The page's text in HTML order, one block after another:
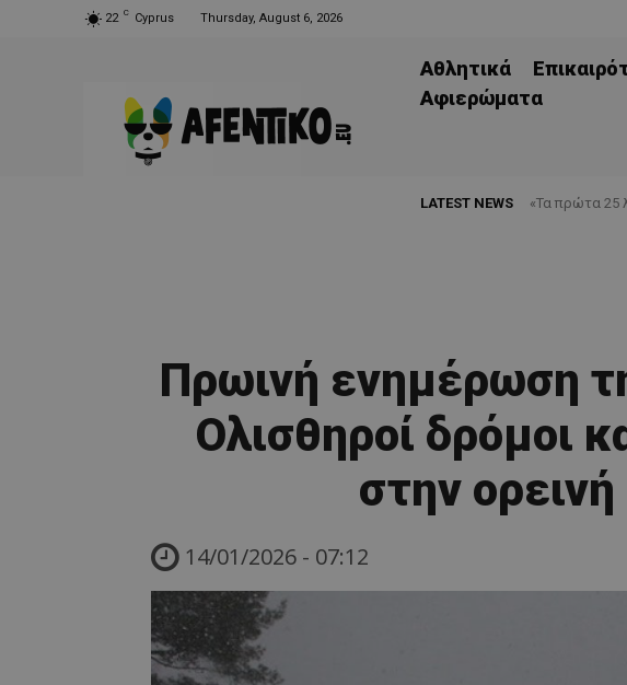
22 C Cyprus Thursday, August 6, 2026
Αθλητικά
Aφιερώματα
LATEST NEWS «Τα πρώτα 25
Πρωινή ενημέρωση
Ολισθηροί δρόμοι
στην
14/01/2026 - 07:12